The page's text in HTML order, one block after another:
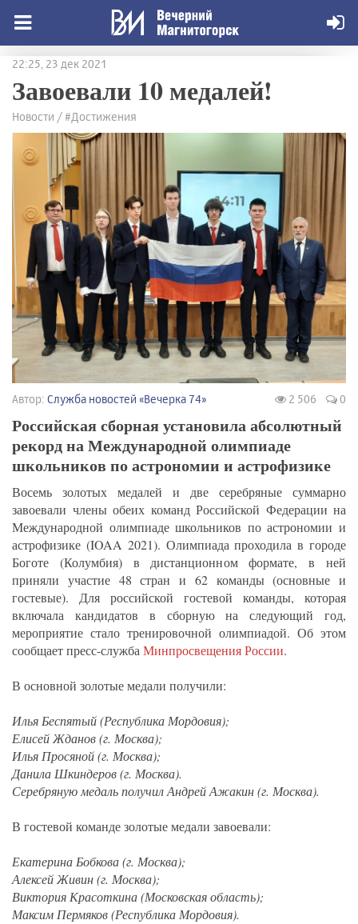
22:25, 23 дек 2021
Завоевали 10 медалей!
Новости / #Достижения
Автор: Служба новостей «Вечерка 74» 2 506 0
Российская сборная установила абсолютный
рекорд на Международной олимпиаде
школьников по астрономии и астрофизике
Восемь золотых медалей и две серебряные суммарно
завоевали члены обеих команд Российской Федерации на
Международной олимпиаде школьников по астрономии и
астрофизике (IOAA 2021). Олимпиада проходила в городе
Боготе (Колумбия) в дистанционном формате, в ней
приняли участие 48 стран и 62 команды (основные и
гостевые). Для российской гостевой команды, которая
включала кандидатов в сборную на следующий год,
мероприятие стало тренировочной олимпиадой. Об этом
сообщает пресс-службаМинпросвещения России.
В основной золотые медали получили:
Илья Беспятый (Республика Мордовия);
Елисей Жданов (г. Москва);
Илья Просяной (г. Москва);
Данила Шкиндеров (г. Москва).
Серебряную медаль получил Андрей Ажакин (г. Москва).
В гостевой команде золотые медали завоевали:
Екатерина Бобкова (г. Москва);
Алексей Живин (г. Москва);
Виктория Красоткина (Московская область);
Максим Пермяков (Республика Мордовия).